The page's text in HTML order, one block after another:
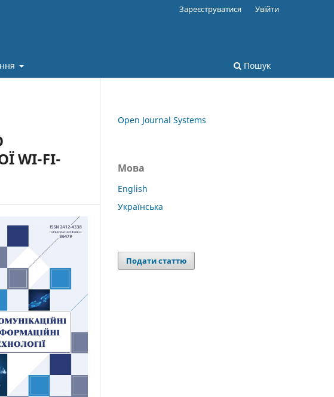
Пошук
Зареєструватися Увійти
WI-FI-
Open Journal Systems
Мова
English
Українська
Подати статтю